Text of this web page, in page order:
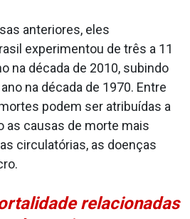
anteriores, eles
experimentou de três a 11
na década de 2010, subindo
na década de 1970. Entre
podem ser atribuídas a
as causas de morte mais
circulatórias, as doenças
relacionadas